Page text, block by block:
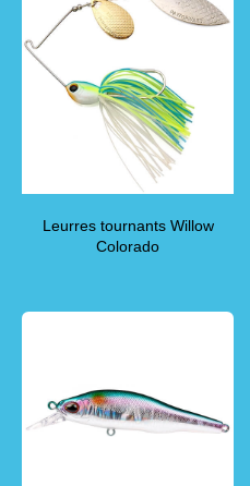
Leurres tournants Willow
Colorado